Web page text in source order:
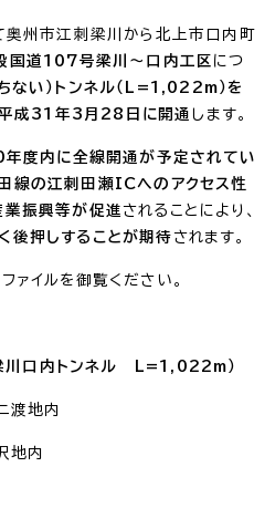
奥州市江刺梁川から北上市口内町
国道107号梁川～口内工区 につ
ない）トンネル（L=1,022m）を
成31年3月28日に開通 します。
度内に全線開通が予定されてい
線の江刺田瀬ICへのアクセス性
業振興等が促進されることにより、
後押しすることが期待されます。
ァイルを御覧ください。
口内トンネル L=1,022m）
渡地内
地内